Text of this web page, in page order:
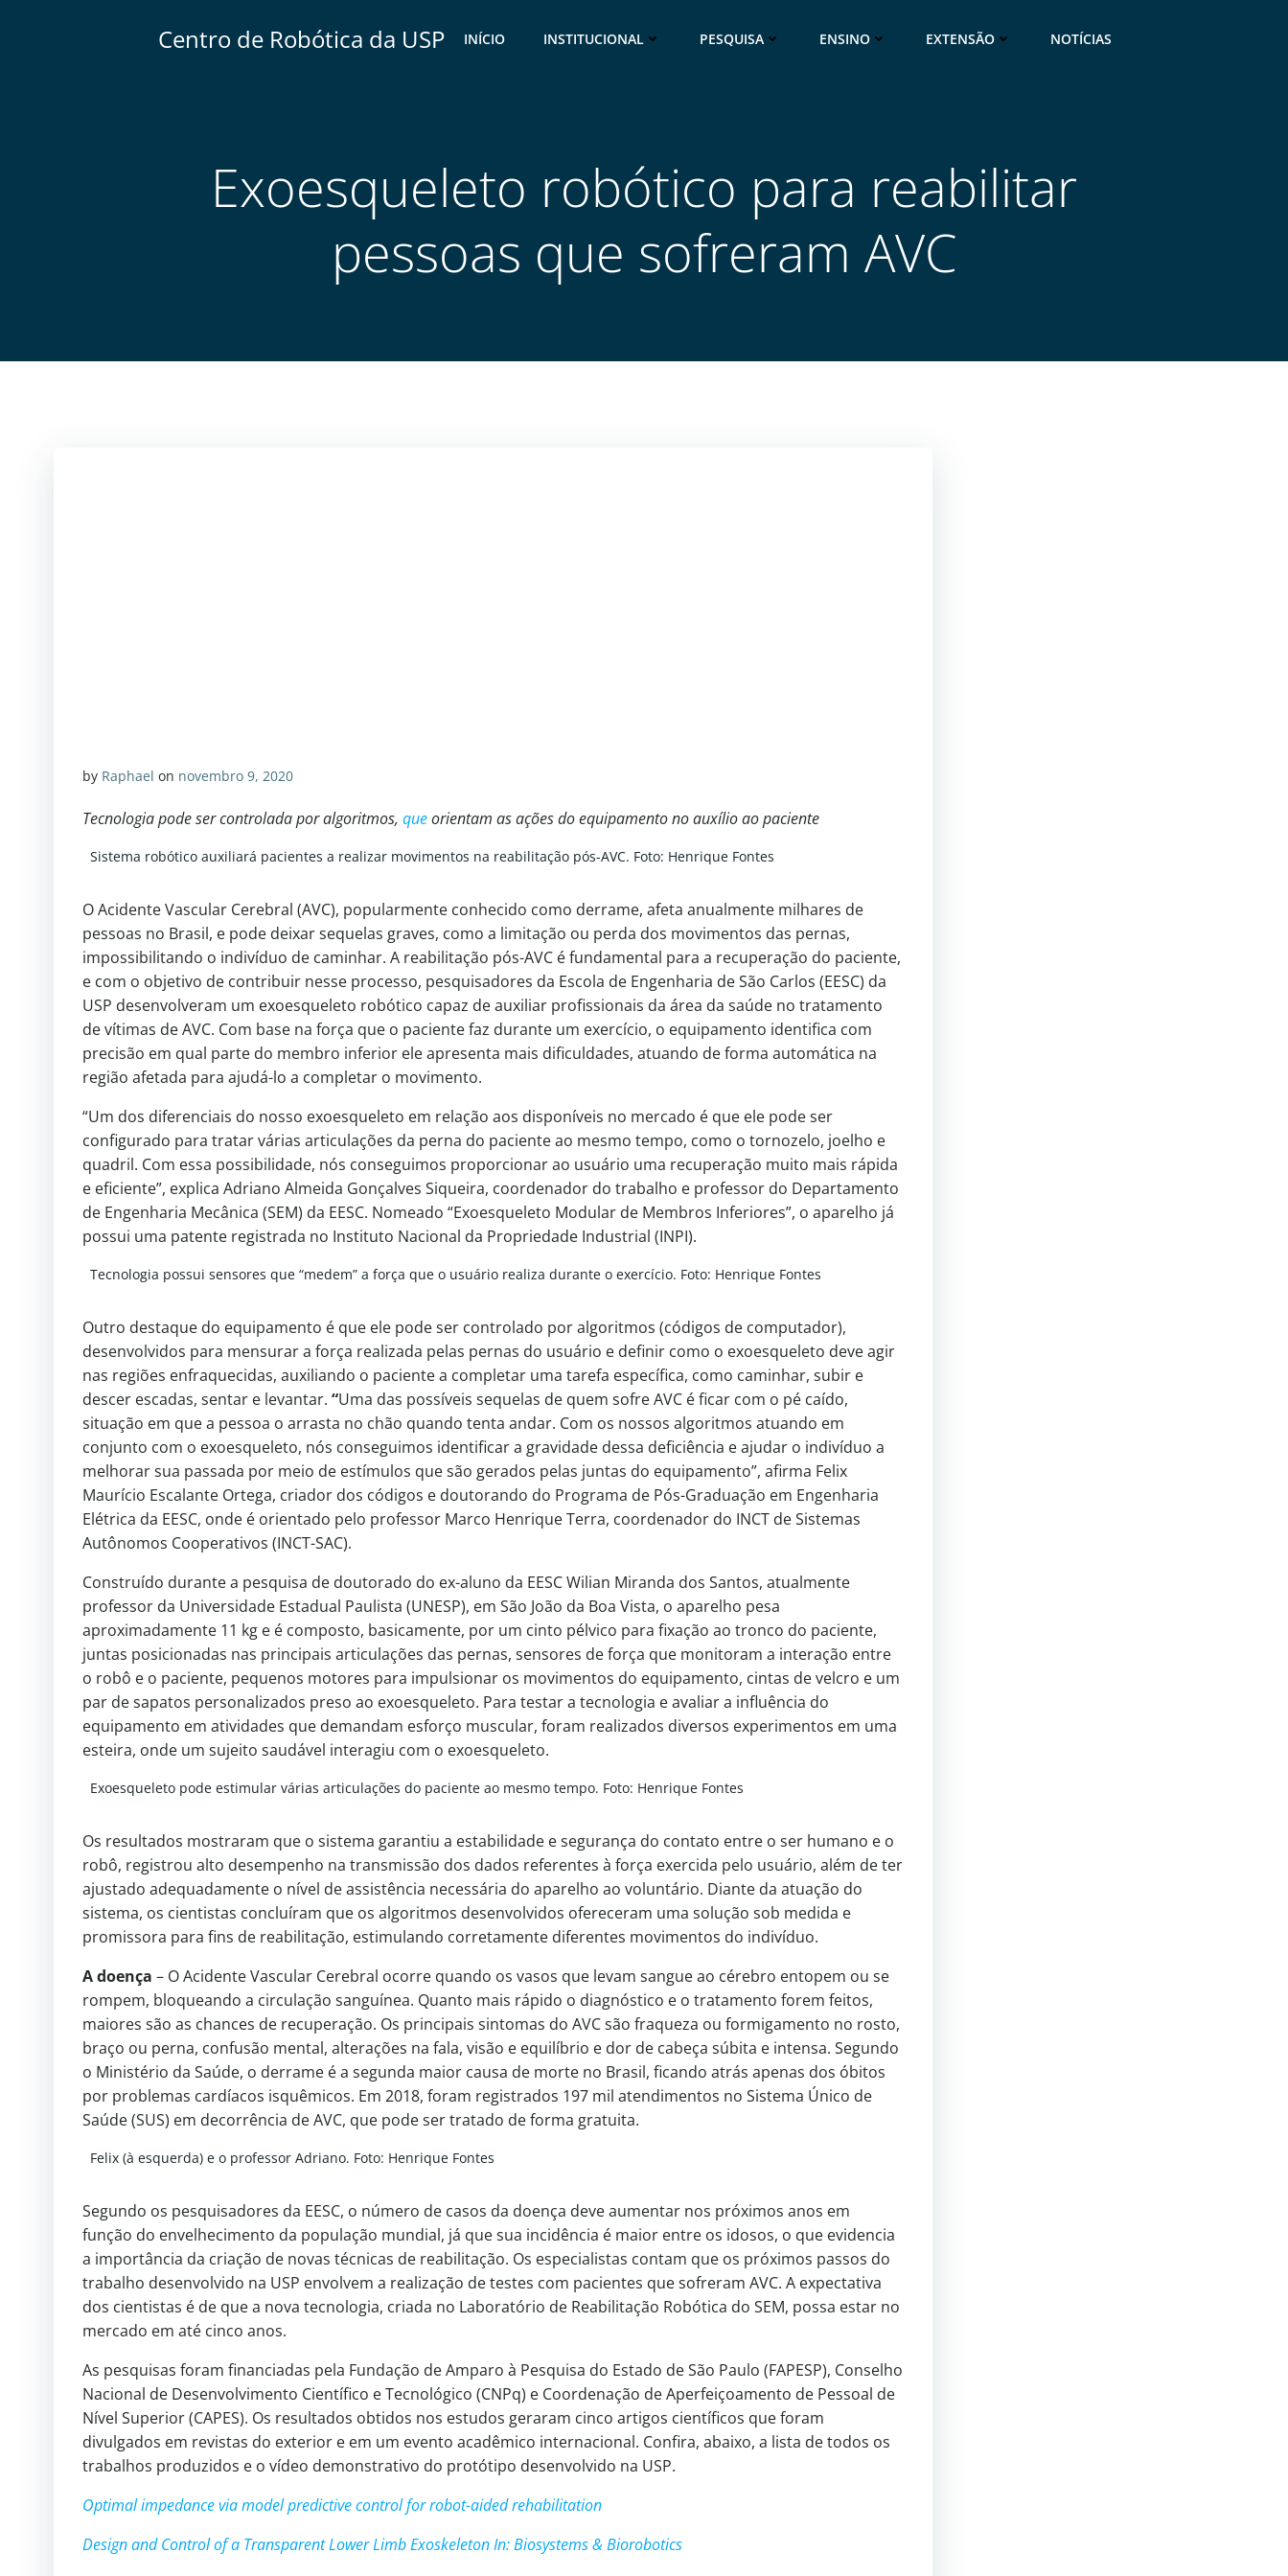
Centro de Robótica da USP INÍCIO INSTITUCIONAL PESQUISA ENSINO EXTENSÃO NOTÍCIAS
Exoesqueleto robótico para reabilitar
pessoas que sofreram AVC
by Raphael on novembro 9, 2020
Tecnologia pode ser controlada por algoritmos, queorientam as ações do equipamento no auxílio ao paciente
Sistema robótico auxiliará pacientes a realizar movimentos na reabilitação pós-AVC. Foto: Henrique Fontes
O Acidente Vascular Cerebral (AVC), popularmente conhecido como derrame, afeta anualmente milhares de
pessoas no Brasil, e pode deixar sequelas graves, como a limitação ou perda dos movimentos das pernas,
impossibilitando o indivíduo de caminhar. A reabilitação pós-AVC é fundamental para a recuperação do paciente,
e com o objetivo de contribuir nesse processo, pesquisadores da Escola de Engenharia de São Carlos (EESC) da
USP desenvolveram um exoesqueleto robótico capaz de auxiliar profissionais da área da saúde no tratamento
de vítimas de AVC. Com base na força que o paciente faz durante um exercício, o equipamento identifica com
precisão em qual parte do membro inferior ele apresenta mais dificuldades, atuando de forma automática na
região afetada para ajudá-lo a completar o movimento.
“Um dos diferenciais do nosso exoesqueleto em relação aos disponíveis no mercado é que ele pode ser
configurado para tratar várias articulações da perna do paciente ao mesmo tempo, como o tornozelo, joelho e
quadril. Com essa possibilidade, nós conseguimos proporcionar ao usuário uma recuperação muito mais rápida
e eficiente”, explica Adriano Almeida Gonçalves Siqueira, coordenador do trabalho e professor do Departamento
de Engenharia Mecânica (SEM) da EESC. Nomeado “Exoesqueleto Modular de Membros Inferiores”, o aparelho já
possui uma patente registrada no Instituto Nacional da Propriedade Industrial (INPI).
Tecnologia possui sensores que “medem” a força que o usuário realiza durante o exercício. Foto: Henrique Fontes
Outro destaque do equipamento é que ele pode ser controlado por algoritmos (códigos de computador),
desenvolvidos para mensurar a força realizada pelas pernas do usuário e definir como o exoesqueleto deve agir
nas regiões enfraquecidas, auxiliando o paciente a completar uma tarefa específica, como caminhar, subir e
descer escadas, sentar e levantar. “Uma das possíveis sequelas de quem sofre AVC é ficar com o pé caído,
situação em que a pessoa o arrasta no chão quando tenta andar. Com os nossos algoritmos atuando em
conjunto com o exoesqueleto, nós conseguimos identificar a gravidade dessa deficiência e ajudar o indivíduo a
melhorar sua passada por meio de estímulos que são gerados pelas juntas do equipamento”, afirma Felix
Maurício Escalante Ortega, criador dos códigos e doutorando do Programa de Pós-Graduação em Engenharia
Elétrica da EESC, onde é orientado pelo professor Marco Henrique Terra, coordenador do INCT de Sistemas
Autônomos Cooperativos (INCT-SAC).
Construído durante a pesquisa de doutorado do ex-aluno da EESC Wilian Miranda dos Santos, atualmente
professor da Universidade Estadual Paulista (UNESP), em São João da Boa Vista, o aparelho pesa
aproximadamente 11 kg e é composto, basicamente, por um cinto pélvico para fixação ao tronco do paciente,
juntas posicionadas nas principais articulações das pernas, sensores de força que monitoram a interação entre
o robô e o paciente, pequenos motores para impulsionar os movimentos do equipamento, cintas de velcro e um
par de sapatos personalizados preso ao exoesqueleto. Para testar a tecnologia e avaliar a influência do
equipamento em atividades que demandam esforço muscular, foram realizados diversos experimentos em uma
esteira, onde um sujeito saudável interagiu com o exoesqueleto.
Exoesqueleto pode estimular várias articulações do paciente ao mesmo tempo. Foto: Henrique Fontes
Os resultados mostraram que o sistema garantiu a estabilidade e segurança do contato entre o ser humano e o
robô, registrou alto desempenho na transmissão dos dados referentes à força exercida pelo usuário, além de ter
ajustado adequadamente o nível de assistência necessária do aparelho ao voluntário. Diante da atuação do
sistema, os cientistas concluíram que os algoritmos desenvolvidos ofereceram uma solução sob medida e
promissora para fins de reabilitação, estimulando corretamente diferentes movimentos do indivíduo.
A doença – O Acidente Vascular Cerebral ocorre quando os vasos que levam sangue ao cérebro entopem ou se
rompem, bloqueando a circulação sanguínea. Quanto mais rápido o diagnóstico e o tratamento forem feitos,
maiores são as chances de recuperação. Os principais sintomas do AVC são fraqueza ou formigamento no rosto,
braço ou perna, confusão mental, alterações na fala, visão e equilíbrio e dor de cabeça súbita e intensa. Segundo
o Ministério da Saúde, o derrame é a segunda maior causa de morte no Brasil, ficando atrás apenas dos óbitos
por problemas cardíacos isquêmicos. Em 2018, foram registrados 197 mil atendimentos no Sistema Único de
Saúde (SUS) em decorrência de AVC, que pode ser tratado de forma gratuita.
Felix (à esquerda) e o professor Adriano. Foto: Henrique Fontes
Segundo os pesquisadores da EESC, o número de casos da doença deve aumentar nos próximos anos em
função do envelhecimento da população mundial, já que sua incidência é maior entre os idosos, o que evidencia
a importância da criação de novas técnicas de reabilitação. Os especialistas contam que os próximos passos do
trabalho desenvolvido na USP envolvem a realização de testes com pacientes que sofreram AVC. A expectativa
dos cientistas é de que a nova tecnologia, criada no Laboratório de Reabilitação Robótica do SEM, possa estar no
mercado em até cinco anos.
As pesquisas foram financiadas pela Fundação de Amparo à Pesquisa do Estado de São Paulo (FAPESP), Conselho
Nacional de Desenvolvimento Científico e Tecnológico (CNPq) e Coordenação de Aperfeiçoamento de Pessoal de
Nível Superior (CAPES). Os resultados obtidos nos estudos geraram cinco artigos científicos que foram
divulgados em revistas do exterior e em um evento acadêmico internacional. Confira, abaixo, a lista de todos os
trabalhos produzidos e o vídeo demonstrativo do protótipo desenvolvido na USP.
Optimal impedance via model predictive control for robot-aided rehabilitation
Design and Control of a Transparent Lower Limb Exoskeleton In: Biosystems & Biorobotics